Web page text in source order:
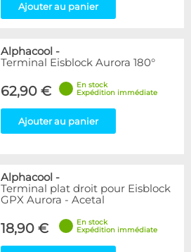
Ajouter au panier
Alphacool -
Terminal Eisblock Aurora 180°
62,90 €
En stock
Expédition immédiate
Ajouter au panier
Alphacool -
Terminal plat droit pour Eisblock
GPX Aurora - Acetal
18,90 €
En stock
Expédition immédiate